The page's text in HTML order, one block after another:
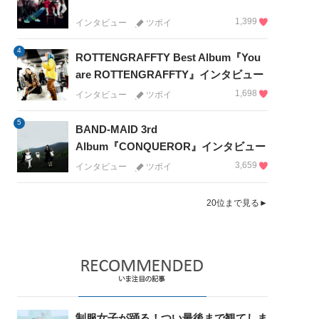
インタビュー ツボイ 1,399
4
ROTTENGRAFFTY Best Album『You
are ROTTENGRAFFTY』インタビュー
インタビュー ツボイ 1,698
5
BAND-MAID 3rd
Album『CONQUEROR』インタビュー
インタビュー ツボイ 3,659
20位まで見る►